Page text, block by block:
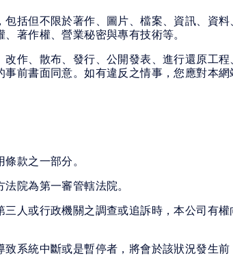
括但不限於著作、圖片、檔案、資訊、資
著作權、營業秘密與專有技術等。
作、散布、發行、公開發表、進行還原工
前書面同意。如有違反之情事，您應對本
款之一部分。
院為第一審管轄法院。
人或行政機關之調查或追訴時，本公司有
系統中斷或是暫停者，將會於該狀況發生前